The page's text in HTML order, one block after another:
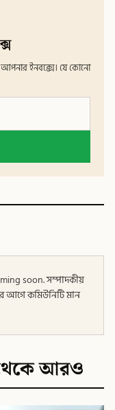
আপনার ইনবক্সে। যে কোনো
soon. সম্পাদকীয়
আগে কমিউনিটি মান
থেকে আরও